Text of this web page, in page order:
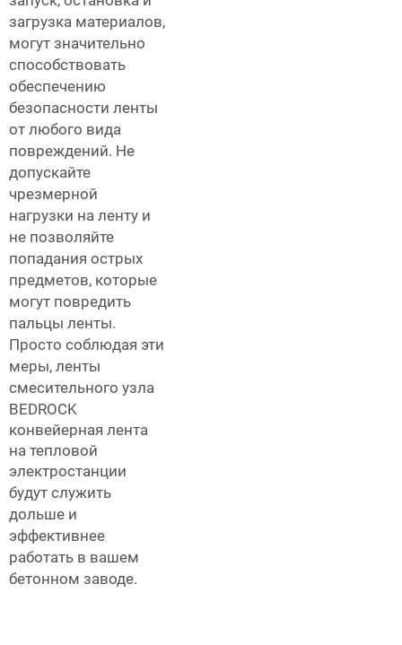
загрузка материалов,
могут значительно
способствовать
обеспечению
безопасности ленты
от любого вида
повреждений. Не
допускайте
чрезмерной
нагрузки на ленту и
не позволяйте
попадания острых
предметов, которые
могут повредить
пальцы ленты.
Просто соблюдая эти
меры, ленты
смесительного узла
BEDROCK
конвейерная лента
на тепловой
электростанции
будут служить
дольше и
эффективнее
работать в вашем
бетонном заводе.